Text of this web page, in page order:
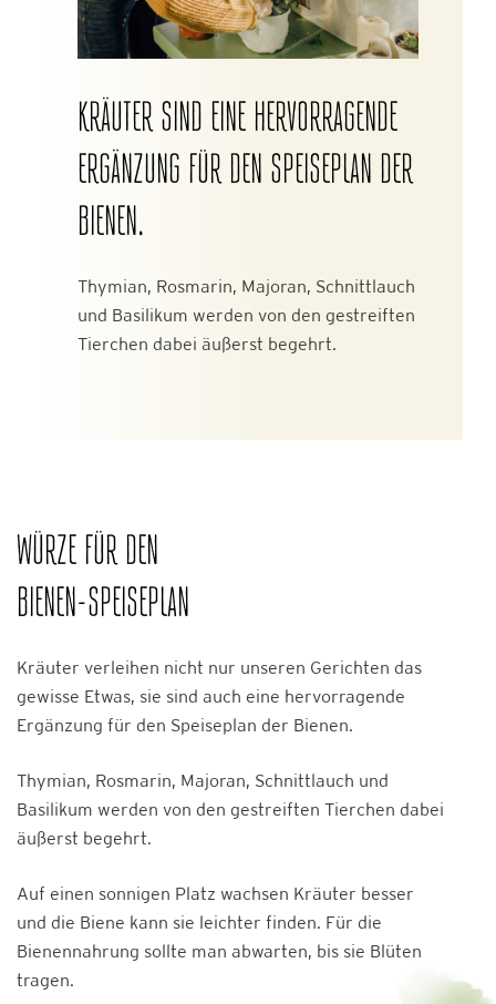
KRÄUTER SIND EINE HERVORRAGENDE
ERGÄNZUNG FÜR DEN SPEISEPLAN DER
BIENEN.
Thymian, Rosmarin, Majoran, Schnittlauch
und Basilikum werden von den gestreiften
Tierchen dabei äußerst begehrt.
WÜRZE FÜR DEN
BIENEN-SPEISEPLAN
Kräuter verleihen nicht nur unseren Gerichten das
gewisse Etwas, sie sind auch eine hervorragende
Ergänzung für den Speiseplan der Bienen.
Thymian, Rosmarin, Majoran, Schnittlauch und
Basilikum werden von den gestreiften Tierchen dabei
äußerst begehrt.
Auf einen sonnigen Platz wachsen Kräuter besser
und die Biene kann sie leichter finden. Für die
Bienennahrung sollte man abwarten, bis sie Blüten
tragen.